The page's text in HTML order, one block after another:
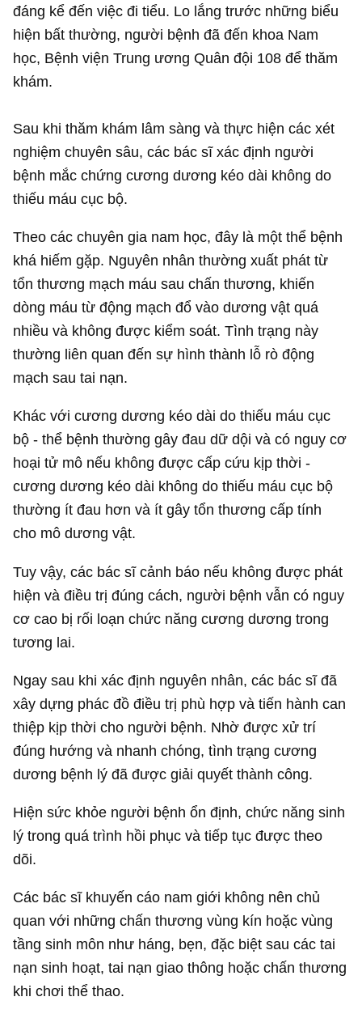
đáng kể đến việc đi tiểu. Lo lắng trước những biểu
hiện bất thường, người bệnh đã đến khoa Nam
học, Bệnh viện Trung ương Quân đội 108 để thăm
khám.
Sau khi thăm khám lâm sàng và thực hiện các xét
nghiệm chuyên sâu, các bác sĩ xác định người
bệnh mắc chứng cương dương kéo dài không do
thiếu máu cục bộ.
Theo các chuyên gia nam học, đây là một thể bệnh
khá hiếm gặp. Nguyên nhân thường xuất phát từ
tổn thương mạch máu sau chấn thương, khiến
dòng máu từ động mạch đổ vào dương vật quá
nhiều và không được kiểm soát. Tình trạng này
thường liên quan đến sự hình thành lỗ rò động
mạch sau tai nạn.
Khác với cương dương kéo dài do thiếu máu cục
bộ - thể bệnh thường gây đau dữ dội và có nguy cơ
hoại tử mô nếu không được cấp cứu kịp thời -
cương dương kéo dài không do thiếu máu cục bộ
thường ít đau hơn và ít gây tổn thương cấp tính
cho mô dương vật.
Tuy vậy, các bác sĩ cảnh báo nếu không được phát
hiện và điều trị đúng cách, người bệnh vẫn có nguy
cơ cao bị rối loạn chức năng cương dương trong
tương lai.
Ngay sau khi xác định nguyên nhân, các bác sĩ đã
xây dựng phác đồ điều trị phù hợp và tiến hành can
thiệp kịp thời cho người bệnh. Nhờ được xử trí
đúng hướng và nhanh chóng, tình trạng cương
dương bệnh lý đã được giải quyết thành công.
Hiện sức khỏe người bệnh ổn định, chức năng sinh
lý trong quá trình hồi phục và tiếp tục được theo
dõi.
Các bác sĩ khuyến cáo nam giới không nên chủ
quan với những chấn thương vùng kín hoặc vùng
tầng sinh môn như háng, bẹn, đặc biệt sau các tai
nạn sinh hoạt, tai nạn giao thông hoặc chấn thương
khi chơi thể thao.